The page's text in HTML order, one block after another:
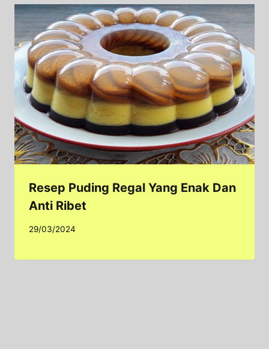
Resep Puding Regal Yang Enak Dan
Anti Ribet
29/03/2024